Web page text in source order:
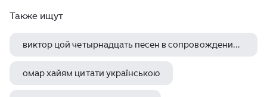
Также ищут
виктор цой четырнадцать песен в сопровождении фортепиано гитары
омар хайям цитати українською